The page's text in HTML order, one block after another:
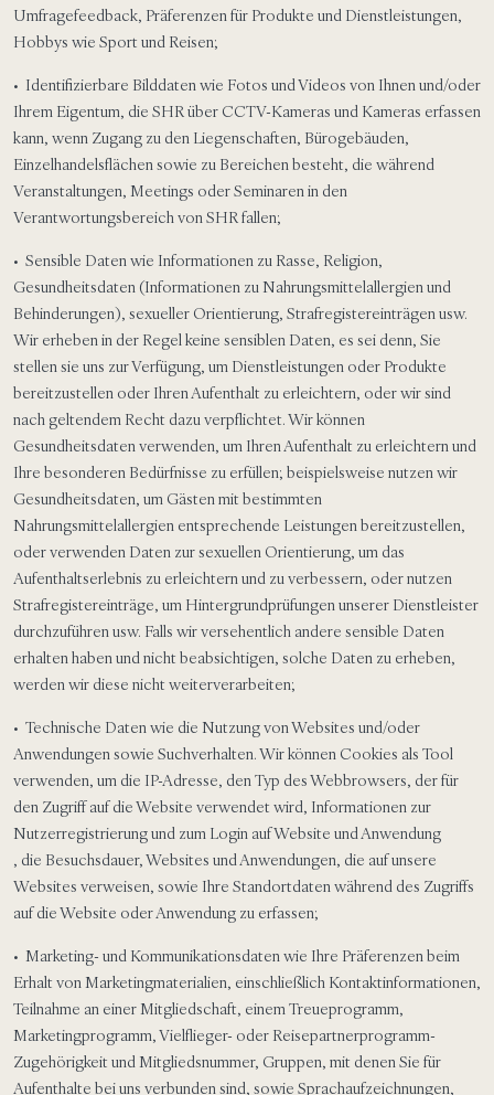
Umfragefeedback, Präferenzen für Produkte und Dienstleistungen,
Hobbys wie Sport und Reisen;
• Identifizierbare Bilddaten wie Fotos und Videos von Ihnen und/oder
Ihrem Eigentum, die SHR über CCTV-Kameras und Kameras erfassen
kann, wenn Zugang zu den Liegenschaften, Bürogebäuden,
Einzelhandelsflächen sowie zu Bereichen besteht, die während
Veranstaltungen, Meetings oder Seminaren in den
Verantwortungsbereich von SHR fallen;
• Sensible Daten wie Informationen zu Rasse, Religion,
Gesundheitsdaten (Informationen zu Nahrungsmittelallergien und
Behinderungen), sexueller Orientierung, Strafregistereinträgen usw.
Wir erheben in der Regel keine sensiblen Daten, es sei denn, Sie
stellen sie uns zur Verfügung, um Dienstleistungen oder Produkte
bereitzustellen oder Ihren Aufenthalt zu erleichtern, oder wir sind
nach geltendem Recht dazu verpflichtet. Wir können
Gesundheitsdaten verwenden, um Ihren Aufenthalt zu erleichtern und
Ihre besonderen Bedürfnisse zu erfüllen; beispielsweise nutzen wir
Gesundheitsdaten, um Gästen mit bestimmten
Nahrungsmittelallergien entsprechende Leistungen bereitzustellen,
oder verwenden Daten zur sexuellen Orientierung, um das
Aufenthaltserlebnis zu erleichtern und zu verbessern, oder nutzen
Strafregistereinträge, um Hintergrundprüfungen unserer Dienstleister
durchzuführen usw. Falls wir versehentlich andere sensible Daten
erhalten haben und nicht beabsichtigen, solche Daten zu erheben,
werden wir diese nicht weiterverarbeiten;
• Technische Daten wie die Nutzung von Websites und/oder
Anwendungen sowie Suchverhalten. Wir können Cookies als Tool
verwenden, um die IP-Adresse, den Typ des Webbrowsers, der für
den Zugriff auf die Website verwendet wird, Informationen zur
Nutzerregistrierung und zum Login auf Website und Anwendung
, die Besuchsdauer, Websites und Anwendungen, die auf unsere
Websites verweisen, sowie Ihre Standortdaten während des Zugriffs
auf die Website oder Anwendung zu erfassen;
• Marketing- und Kommunikationsdaten wie Ihre Präferenzen beim
Erhalt von Marketingmaterialien, einschließlich Kontaktinformationen,
Teilnahme an einer Mitgliedschaft, einem Treueprogramm,
Marketingprogramm, Vielflieger- oder Reisepartnerprogramm-
Zugehörigkeit und Mitgliedsnummer, Gruppen, mit denen Sie für
Aufenthalte bei uns verbunden sind, sowie Sprachaufzeichnungen,